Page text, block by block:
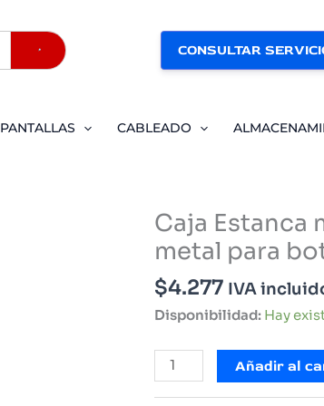
Buscar CONSULTAR
PANTALLAS CABLEADO
Caja Estanca
metal para
$4.277 IVA
Disponibilidad: Hay
Caja
Estanca
Añadir al